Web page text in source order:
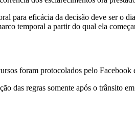
para eficácia da decisão deve ser o
temporal a partir do qual ela
foram protocolados pelo Facebook
das regras somente após o trânsito